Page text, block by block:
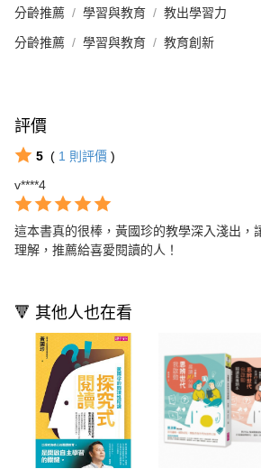
分齡推薦 學習與教育 教出學習力
分齡推薦 學習與教育 教育創新
評價
5 ( 1 則評價 )
v****4
這本書真的很棒，黃國珍的教學深入淺出，
理解，推薦給喜愛閱讀的人！
🔻 其他人也在看